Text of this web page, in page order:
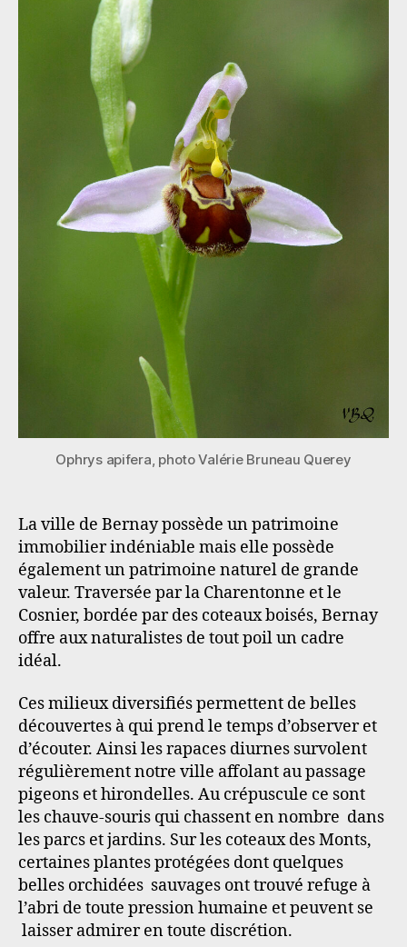
Ophrys apifera, photo Valérie Bruneau Querey
La ville de Bernay possède un patrimoine
immobilier indéniable mais elle possède
également un patrimoine naturel de grande
valeur. Traversée par la Charentonne et le
Cosnier, bordée par des coteaux boisés, Bernay
offre aux naturalistes de tout poil un cadre
idéal.
Ces milieux diversifiés permettent de belles
découvertes à qui prend le temps d’observer et
d’écouter. Ainsi les rapaces diurnes survolent
régulièrement notre ville affolant au passage
pigeons et hirondelles. Au crépuscule ce sont
les chauve-souris qui chassent en nombre dans
les parcs et jardins. Sur les coteaux des Monts,
certaines plantes protégées dont quelques
belles orchidées sauvages ont trouvé refuge à
l’abri de toute pression humaine et peuvent se
laisser admirer en toute discrétion.